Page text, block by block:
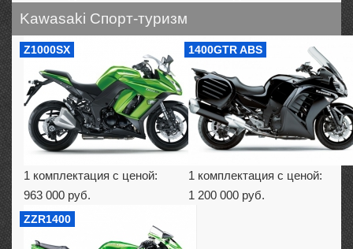
Kawasaki Спорт-туризм
Z1000SX
1 комплектация с ценой:
963 000 руб.
1400GTR ABS
1 комплектация с ценой:
1 200 000 руб.
ZZR1400